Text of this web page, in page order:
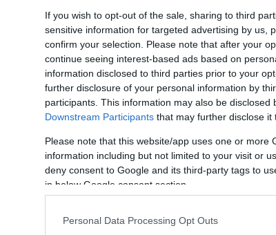
If you wish to opt-out of the sale, sharing to third
sensitive information for targeted advertising by us,
confirm your selection. Please note that after your
continue seeing interest-based ads based on
information disclosed to third parties prior to your
further disclosure of your personal information by
participants. This information may also be disclosed
Downstream Participants that may further disclose it
Please note that this website/app uses one or more
information including but not limited to your visit or
deny consent to Google and its third-party tags to
in below Google consent section.
Personal Data Processing Opt Outs